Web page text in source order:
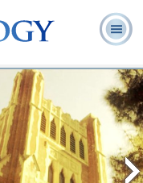
Häufig gestellte
Fragen
Bücher